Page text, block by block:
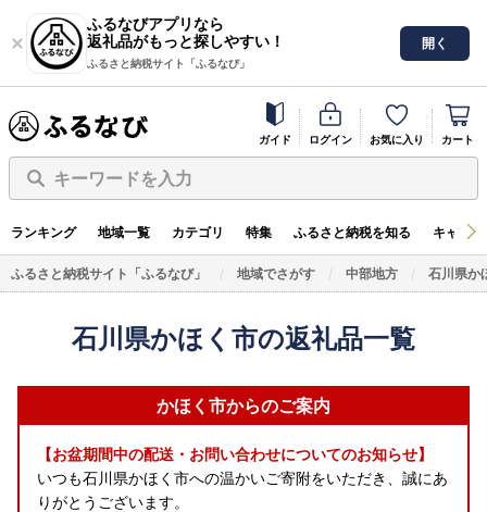
ふるなびアプリなら
返礼品がもっと探しやすい！
ふるさと納税サイト「ふるなび」
開く
ガイド ログイン お気に入り カート
キーワードを入力
ランキング 地域一覧 カテゴリ 特集 ふるさと納税を知る キャン
ふるさと納税サイト「ふるなび」 地域でさがす 中部地方 石川県か
石川県かほく市の返礼品一覧
かほく市からのご案内
【お盆期間中の配送・お問い合わせについてのお知らせ】
いつも石川県かほく市への温かいご寄附をいただき、誠にあ
りがとうございます。